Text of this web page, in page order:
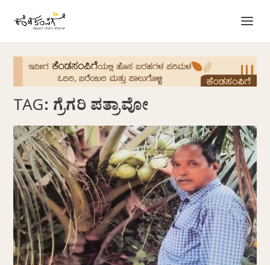
TAG: ಗ್ರೆಗರಿ ಪತ್ರಾವೋ